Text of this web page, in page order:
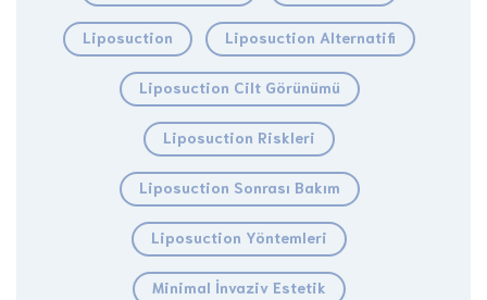
Liposuction Liposuction Alternatifi
Liposuction Cilt Görünümü
Liposuction Riskleri
Liposuction Sonrası Bakım
Liposuction Yöntemleri
Minimal İnvaziv Estetik